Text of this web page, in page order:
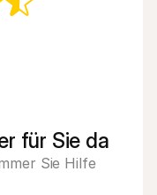
für Sie da
Sie Hilfe